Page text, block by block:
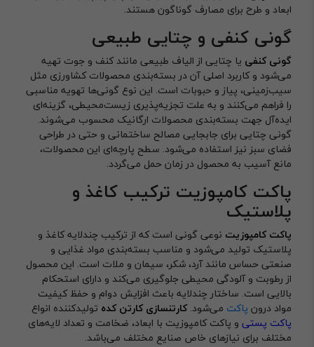
ابعاد و طرح برای مصارف گوناگون هستند.
گونی کنفی و چتایی طبیعی
گونی کنفی یا چتایی از الیاف طبیعی مانند کنف و جوت تهیه
می‌شود و کاربرد اصلی آن در بسته‌بندی محصولات کشاورزی مثل
سیب‌زمینی، پیاز و حبوبات است. این نوع گونی‌ها تهویه مناسبی
را فراهم می‌کنند و به علت تجزیه‌پذیری زیست‌محیطی، گزینه‌ای
ایده‌آل جهت بسته‌بندی محصولات ارگانیک محسوب می‌شوند.
گونی چتایی برای جابجایی مصالح ساختمانی و حتی در طراحی
فضای سبز نیز استفاده می‌شود. سطح پارچه‌ای این محصولات،
مانع آسیب به محصول در زمان حمل می‌گردد.
پاکت کامپوزیت ترکیب کاغذ و
پلاستیک
پاکت کامپوزیت نوعی گونی است که از ترکیب چندلایه کاغذ و
پلاستیک تولید می‌شود و مناسب بسته‌بندی مواد غذایی و
صنعتی حساس مانند آرد، شکر، سیمان و ملات است. این محصول
از رطوبت و آلودگی محیطی جلوگیری می‌کند و دارای استحکام
بالایی است. ساختار چندلایه باعث افزایش دوام و حفظ کیفیت
مواد درون پاکت می‌شود. کارتنسازی کارتن کده تولیدکننده انواع
پاکت پستی و پاکت کامپوزیت با ابعاد، ضخامت و تعداد لایه‌های
مختلف برای نیازهای خاص صنایع مختلف می‌باشد.